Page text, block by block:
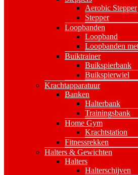
Aerobic Stepper
Stepper
Loopbanden
Loopband
Loopbanden
Buiktrainer
Buikspierbank
Buikspierwiel
Krachtapparatuur
Banken
Halterbank
Trainingsbank
Home Gym
Krachtstation
Fitnessrekken
Halters & Gewichten
Halters
Halterschijven